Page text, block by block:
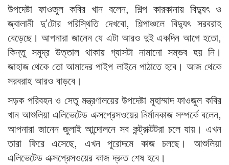
উপদেষ্টা ফাওজুল কবির খান বলেন, শিল্প কারকানায় বিদ্যুৎ ও
জ্বালানী দু’টোর পরিস্থিতি দেখবো, শিল্পাঞ্চলে বিদ্যুৎ সরবরাহ
বেড়েছে। আপনারা জানেন যে এটা আরও দুই একদিন আগে হতো,
কিন্তু সমুদ্র উত্তাল থাকায় গ্যাসটা নামানো সম্ভব হয় নি।
জাহাজ থেকে তো আমাদের পাইপ লাইনে পাঠাতে হবে। আজ থেকে
সরবরাহ আরও বাড়বে।
সড়ক পরিবহন ও সেতু মন্ত্রণালয়ের উপদেষ্টা মুহাম্মাদ ফাওজুল কবির
খান আশুলিয়া এলিভেটেড এক্সপ্রেসওয়ের নির্মানকাজ সম্পর্কে বলেন,
আপনারা জানেন জুলাই আন্দোলনে সব কন্ট্রাক্টটরা চলে যায়। এখন
তারা ফিরে এসেছে, এখন পুরোদমে কাজ চলছে। আশুলিয়া
এলিভেটেড এক্সপ্রেসওয়ের কাজ দ্রুত শেষ হবে।